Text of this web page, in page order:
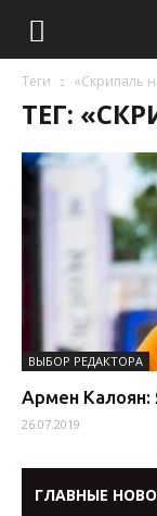
Теги «Скрипаль
ТЕГ:
ВЫБОР РЕДАКТОРА
Армен Калоян:
26.07.2019
ГЛАВНЫЕ